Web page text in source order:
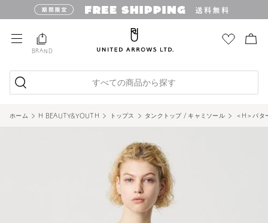
BRAND
すべての商品から探す
ホーム H BEAUTY&YOUTH トップス タンクトップ / キャミソール ＜H＞パタ